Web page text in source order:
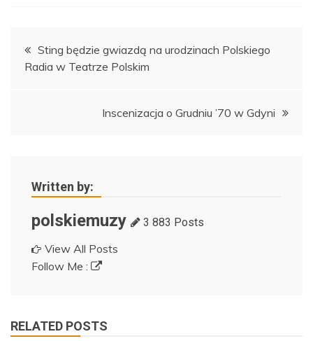
Nawigacja
wpisu
Sting będzie gwiazdą na urodzinach Polskiego
Radia w Teatrze Polskim
Inscenizacja o Grudniu ’70 w Gdyni
Written by:
polskiemuzy 3 883 Posts
View All Posts
Follow Me :
RELATED POSTS